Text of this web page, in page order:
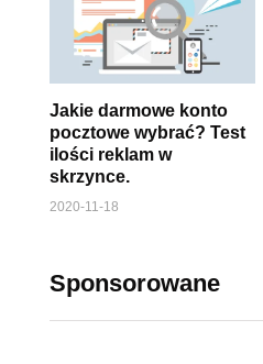
Jakie darmowe konto
pocztowe wybrać? Test
ilości reklam w
skrzynce.
2020-11-18
Sponsorowane